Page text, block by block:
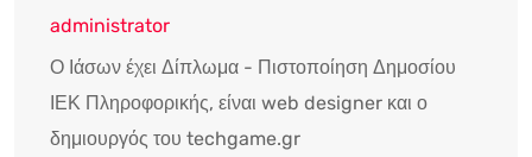
administrator
Ο Ιάσων έχει Δίπλωμα - Πιστοποίηση Δημοσίου
ΙΕΚ Πληροφορικής, είναι web designer και ο
δημιουργός του techgame.gr